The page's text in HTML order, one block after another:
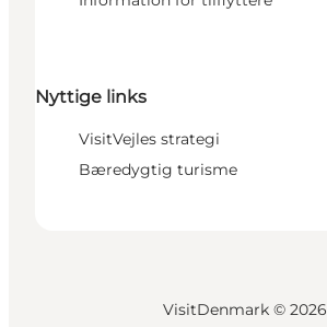
Nyttige links
VisitVejles strategi
Bæredygtig turisme
VisitDenmark © 2026